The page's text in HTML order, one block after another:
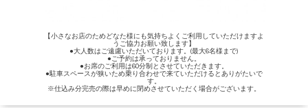
【小さなお店のためどなた様にも気持ちよくご利用していただけますよ
うご協力お願い致します】
●大人数はご遠慮いただいております。(最大6名様まで)
●ご予約は承っておりません。
●お席のご利用は60分制とさせていただきます。
●駐車スペースが狭いため乗り合わせで来ていただけるとありがたいで
す。
※仕込み分完売の際は早めに閉めさせていただく場合がございます。